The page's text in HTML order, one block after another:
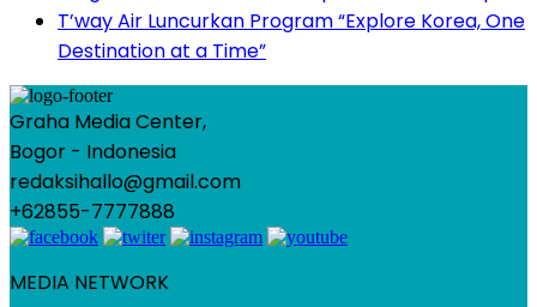
T’way Air Luncurkan Program “Explore Korea, One
Destination at a Time”
Graha Media Center,
Bogor - Indonesia
redaksihallo@gmail.com
+62855-7777888
MEDIA NETWORK